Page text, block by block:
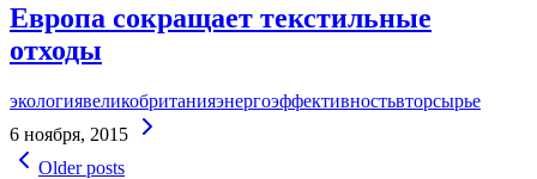
Европа сокращает текстильные
отходы
экологиявеликобританияэнергоэффективностьвторсырье
6 ноября, 2015
Навигация
Older posts